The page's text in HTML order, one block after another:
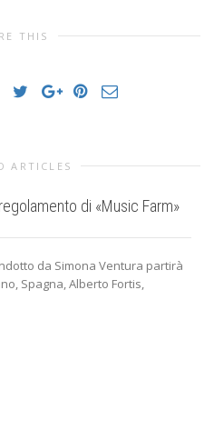
THIS
ARTICLES
di «Music Farm»
da Simona Ventura partirà
Spagna, Alberto Fortis,